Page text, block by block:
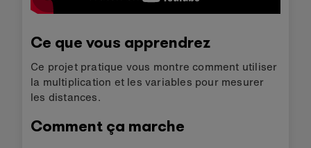
Ce que vous apprendrez
Ce projet pratique vous montre comment utiliser
la multiplication et les variables pour mesurer
les distances.
Comment ça marche